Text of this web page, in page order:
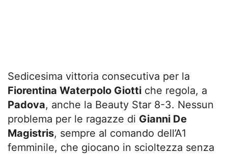
Sedicesima vittoria consecutiva per la
Fiorentina Waterpolo Giotti che regola, a
Padova, anche la Beauty Star 8-3. Nessun
problema per le ragazze di Gianni De
Magistris, sempre al comando dell’A1
femminile, che giocano in scioltezza senza